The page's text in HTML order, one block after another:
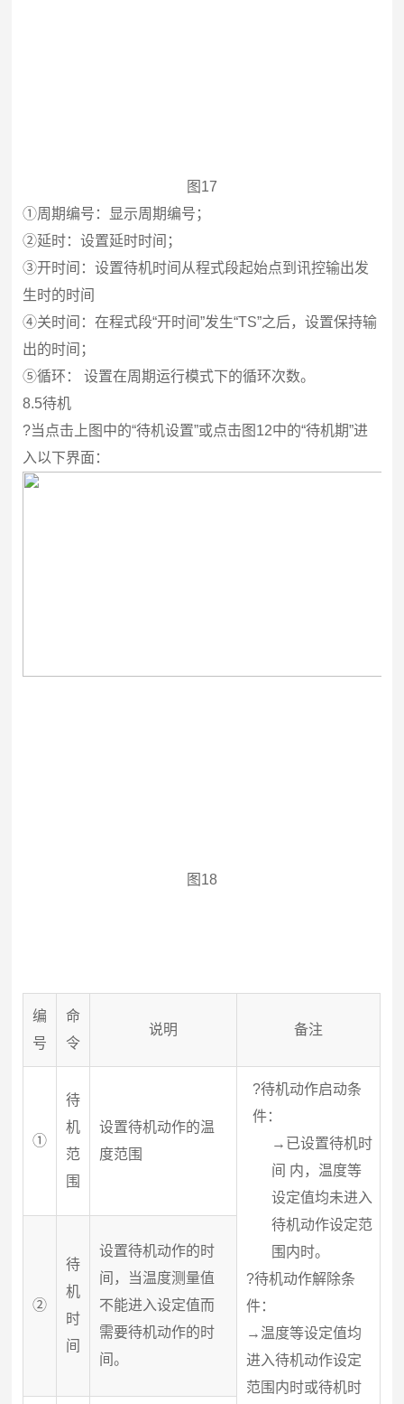
图17
①周期编号：显示周期编号；
②延时：设置延时时间；
③开时间：设置待机时间从程式段起始点到讯控输出发
生时的时间
④关时间：在程式段“开时间”发生“TS”之后，设置保持输
出的时间；
⑤循环： 设置在周期运行模式下的循环次数。
8.5待机
?当点击上图中的“待机设置”或点击图12中的“待机期”进
入以下界面：
图18
编
号
命
令
说明 备注
①
待
机
范
围
设置待机动作的温
度范围
?待机动作启动条
件：
→已设置待机时
间 内，温度等
设定值均未进入
待机动作设定范
围内时。
?待机动作解除条
件：
→ 温度等设定值均
进入待机动作设定
范围内时或待机时
②
待
机
时
间
设置待机动作的时
间，当温度测量值
不能进入设定值而
需要待机动作的时
间。